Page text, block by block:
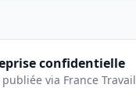
confidentielle
via France Travail